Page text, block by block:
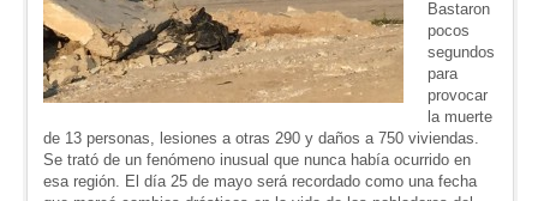
Bastaron
pocos
segundos
para
provocar
la muerte
de 13 personas, lesiones a otras 290 y daños a 750 viviendas.
Se trató de un fenómeno inusual que nunca había ocurrido en
esa región. El día 25 de mayo será recordado como una fecha